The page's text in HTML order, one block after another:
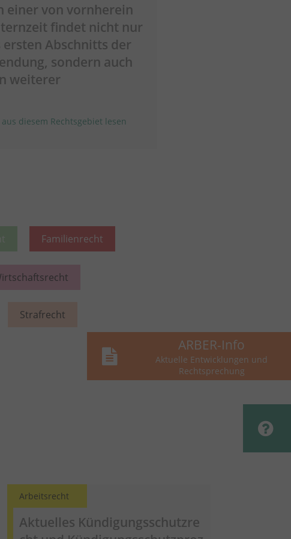
einer von vornherein
findet nicht nur
Abschnitts der
sondern auch
weiterer
diesem Rechtsgebiet lesen
Familienrecht
Strafrecht
Arbeitsrecht
Aktuelles Kündigungsschutzre
ARBER-Info
Aktuelle Entwicklungen und
Rechtsprechung